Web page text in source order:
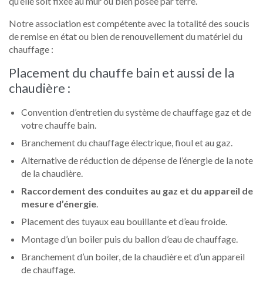
Notre association est compétente avec la totalité des soucis
de remise en état ou bien de renouvellement du matériel du
chauffage :
Placement du chauffe bain et aussi de la
chaudière :
Convention d’entretien du système de chauffage gaz et de
votre chauffe bain.
Branchement du chauffage électrique, fioul et au gaz.
Alternative de réduction de dépense de l’énergie de la note
de la chaudière.
Raccordement des conduites au gaz et du appareil de
mesure d’énergie.
Placement des tuyaux eau bouillante et d’eau froide.
Montage d’un boiler puis du ballon d’eau de chauffage.
Branchement d’un boiler, de la chaudière et d’un appareil
de chauffage.